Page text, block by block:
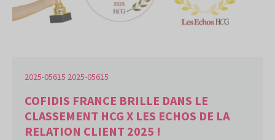
2025-05615 2025-05615
COFIDIS FRANCE BRILLE DANS LE
CLASSEMENT HCG X LES ECHOS DE LA
RELATION CLIENT 2025 !